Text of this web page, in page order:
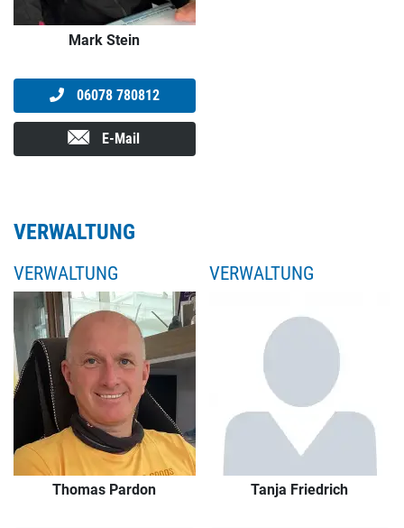
Mark Stein
06078 780812
E-Mail
VERWALTUNG
VERWALTUNG
Thomas Pardon
VERWALTUNG
Tanja Friedrich